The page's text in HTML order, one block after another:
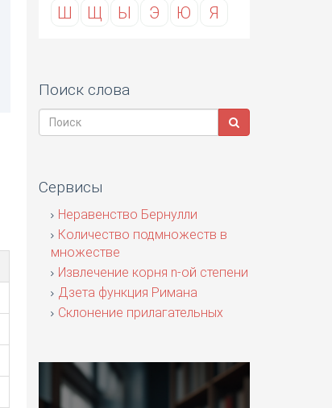
Ш
Щ Ы Э Ю Я
Поиск слова
Сервисы
Неравенство Бернулли
Количество подмножеств в
множестве
Извлечение корня n-ой степени
Дзета функция Римана
Склонение прилагательных